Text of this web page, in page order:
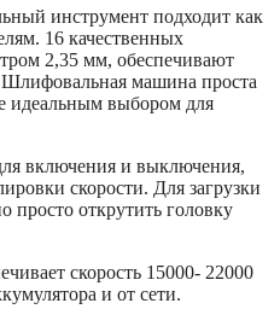
инструмент подходит как
16 качественных
2,35 мм, обеспечивают
машина проста
идеальным выбором для
включения и выключения,
скорости. Для загрузки
просто открутить головку
скорость 15000- 22000
и от сети.